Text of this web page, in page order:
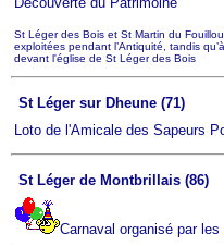
St Léger des Bois et St Martin du
exploitées pendant l’Antiquité, tandis
devant l'église de St Léger des Bois
St Léger sur Dheune (71)
Loto de l'Amicale des Sapeurs
St Léger de Montbrillais (86)
Carnaval organisé par